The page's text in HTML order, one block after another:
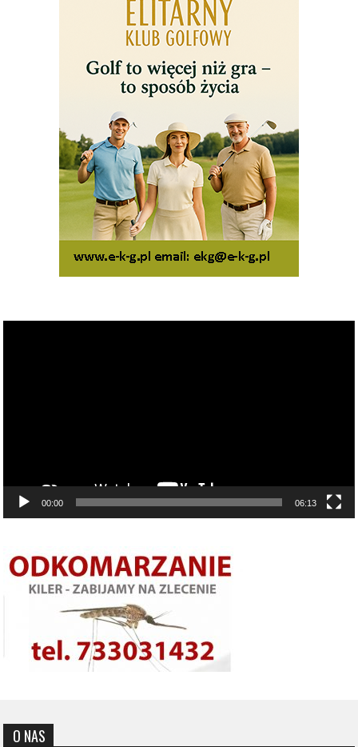
00:00 06:13
O NAS